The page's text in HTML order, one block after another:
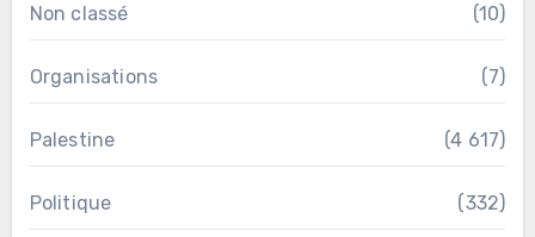
Non classé (10)
Organisations (7)
Palestine (4 617)
Politique (332)